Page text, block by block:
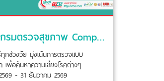
(Female) โปรแกรมตรวจสุขภาพ Complete Plus
กช่วงวัย มุ่งเน้นการตรวจแบบ
พื่อค้นหาความเสี่ยงโรคต่างๆ
- 31 ธันวาคม 2569